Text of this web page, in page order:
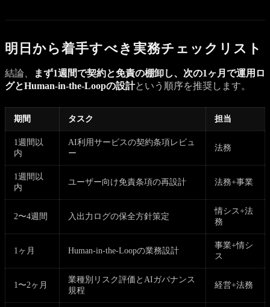
明日から着手すべき実務チェックリスト
結論、
まず1週間で契約と免責の棚卸し、次の1ヶ月で運用ロ
グとHuman-in-the-Loopの設計という順序を推奨します。
期間 タスク 担当
1週間以
内
AI利用サービスの契約条項レビュ
ー
法務
1週間以
内
ユーザー向け免責条項の再設計 法務+事業
2〜4週間 入出力ログの保全方針策定
情シス+法
務
1ヶ月 Human-in-the-Loopの業務設計
事業+情シ
ス
1〜2ヶ月
業種別リスク評価とAIガバナンス
規程
経営+法務